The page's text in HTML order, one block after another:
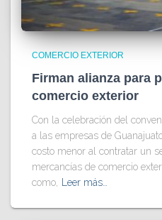
COMERCIO EXTERIOR
Firman alianza para
comercio exterior
Con la celebración del
a las empresas de
costo menor al contratar un
mercancías de comercio
como, Leer más…